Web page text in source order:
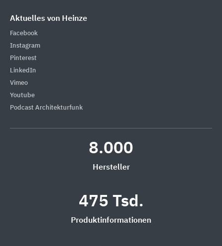
Aktuelles von Heinze
Facebook
Instagram
Pinterest
LinkedIn
Vimeo
Youtube
Podcast Architekturfunk
8.000
Hersteller
475 Tsd.
Produktinformationen